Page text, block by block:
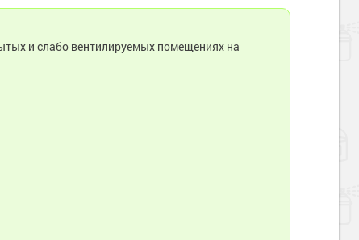
и слабо вентилируемых помещениях на